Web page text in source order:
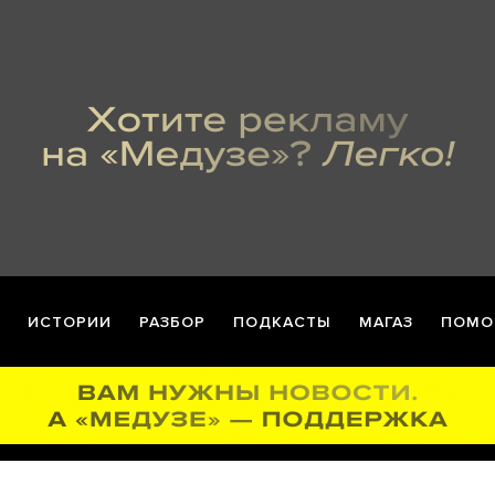
ИСТОРИИ РАЗБОР ПОДКАСТЫ МАГАЗ